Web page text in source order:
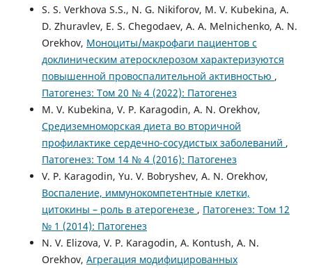
S. S. Verkhova S.S., N. G. Nikiforov, M. V. Kubekina, A.
D. Zhuravlev, E. S. Chegodaev, A. A. Melnichenko, A. N.
Orekhov, Моноциты/макрофаги пациентов с
доклиническим атеросклерозом характеризуются
повышенной провоспалительной активностью ,
Патогенез: Том 20 № 4 (2022): Патогенез
M. V. Kubekina, V. P. Karagodin, A. N. Orekhov,
Средиземноморская диета во вторичной
профилактике сердечно-сосудистых заболеваний ,
Патогенез: Том 14 № 4 (2016): Патогенез
V. P. Karagodin, Yu. V. Bobryshev, A. N. Orekhov,
Воспаление, иммунокомпетентные клетки,
цитокины – роль в атерогенезе , Патогенез: Том 12
№ 1 (2014): Патогенез
N. V. Elizova, V. P. Karagodin, A. Kontush, A. N.
Orekhov, Агрегация модифицированных